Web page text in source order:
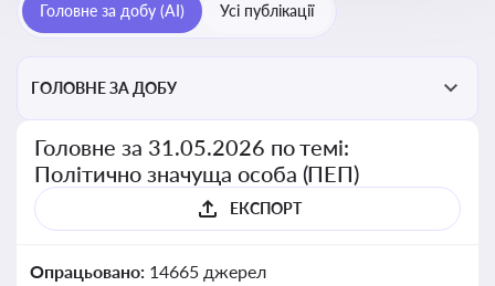
Головне за добу (AI) Усі публікації
ГОЛОВНЕ ЗА ДОБУ
Головне за 31.05.2026 по темі:
Політично значуща особа (ПЕП)
ЕКСПОРТ
Опрацьовано: 14665 джерел